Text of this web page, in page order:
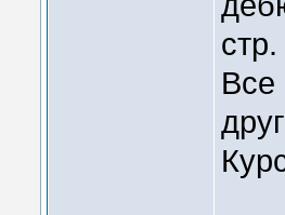
стр.
Все